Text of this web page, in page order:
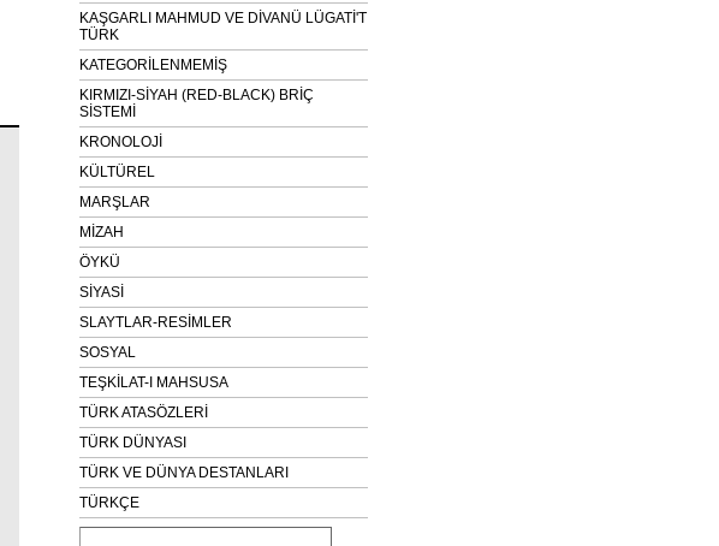
KAŞGARLI MAHMUD VE DİVANÜ LÜGATİ'T
TÜRK
KATEGORİLENMEMİŞ
KIRMIZI-SİYAH (RED-BLACK) BRİÇ
SİSTEMİ
KRONOLOJİ
KÜLTÜREL
MARŞLAR
MİZAH
ÖYKÜ
SİYASİ
SLAYTLAR-RESİMLER
SOSYAL
TEŞKİLAT-I MAHSUSA
TÜRK ATASÖZLERİ
TÜRK DÜNYASI
TÜRK VE DÜNYA DESTANLARI
TÜRKÇE
Arama: